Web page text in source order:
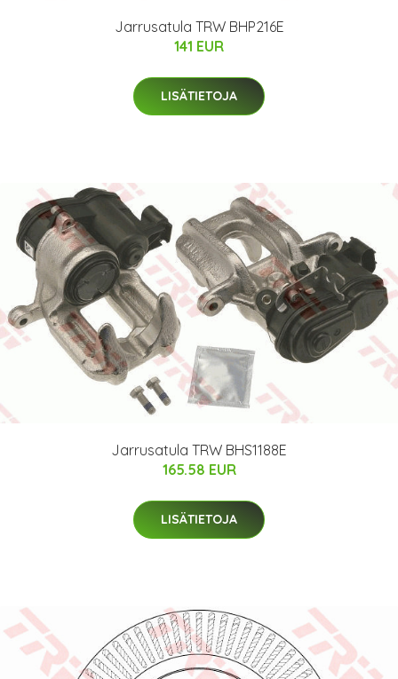
Jarrusatula TRW BHP216E
141 EUR
LISÄTIETOJA
Jarrusatula TRW BHS1188E
165.58 EUR
LISÄTIETOJA